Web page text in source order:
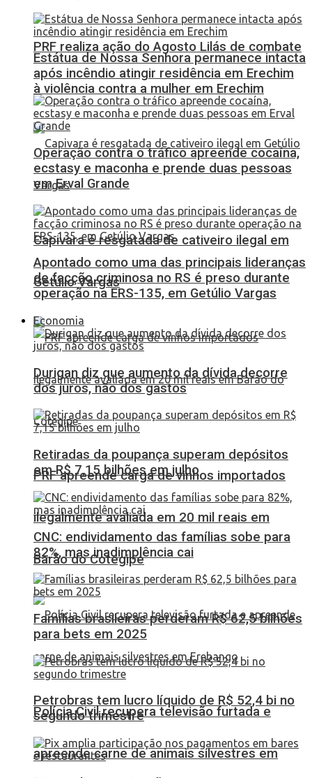
PRF realiza ação do Agosto Lilás de combate
à violência contra a mulher em Erechim
Capivara é resgatada de cativeiro ilegal em
Getúlio Vargas
PRF apreende carga de vinhos importados
ilegalmente avaliada em 20 mil reais em
Barão do Cotegipe
Polícia Civil recupera televisão furtada e
apreende carne de animais silvestres em
Estátua de Nossa Senhora permanece intacta
após incêndio atingir residência em Erechim
Operação contra o tráfico apreende cocaína,
ecstasy e maconha e prende duas pessoas
em Erval Grande
Apontado como uma das principais lideranças
de facção criminosa no RS é preso durante
operação na ERS-135, em Getúlio Vargas
Economia
Durigan diz que aumento da dívida decorre
dos juros, não dos gastos
Retiradas da poupança superam depósitos
em R$ 7,15 bilhões em julho
CNC: endividamento das famílias sobe para
82%, mas inadimplência cai
Famílias brasileiras perderam R$ 62,5 bilhões
para bets em 2025
Petrobras tem lucro líquido de R$ 52,4 bi no
segundo trimestre